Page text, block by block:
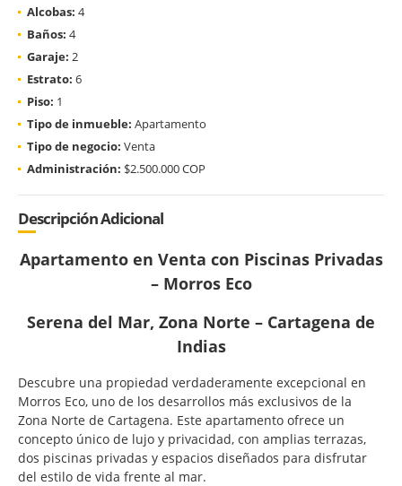
Alcobas: 4
Baños: 4
Garaje: 2
Estrato: 6
Piso: 1
Tipo de inmueble: Apartamento
Tipo de negocio: Venta
Administración: $2.500.000 COP
Descripción Adicional
Apartamento en Venta con Piscinas Privadas
– Morros Eco
Serena del Mar, Zona Norte – Cartagena de
Indias
Descubre una propiedad verdaderamente excepcional en
Morros Eco, uno de los desarrollos más exclusivos de la
Zona Norte de Cartagena. Este apartamento ofrece un
concepto único de lujo y privacidad, con amplias terrazas,
dos piscinas privadas y espacios diseñados para disfrutar
del estilo de vida frente al mar.